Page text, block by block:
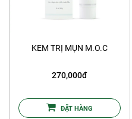
KEM TRỊ MỤN M.O.C
270,000đ
ĐẶT HÀNG